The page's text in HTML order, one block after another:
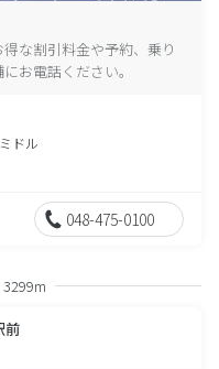
な割引料金や予約、乗り
お電話ください。
ドル
048-475-0100
3299m
前